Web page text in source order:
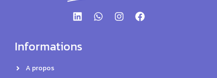
Informations
A propos